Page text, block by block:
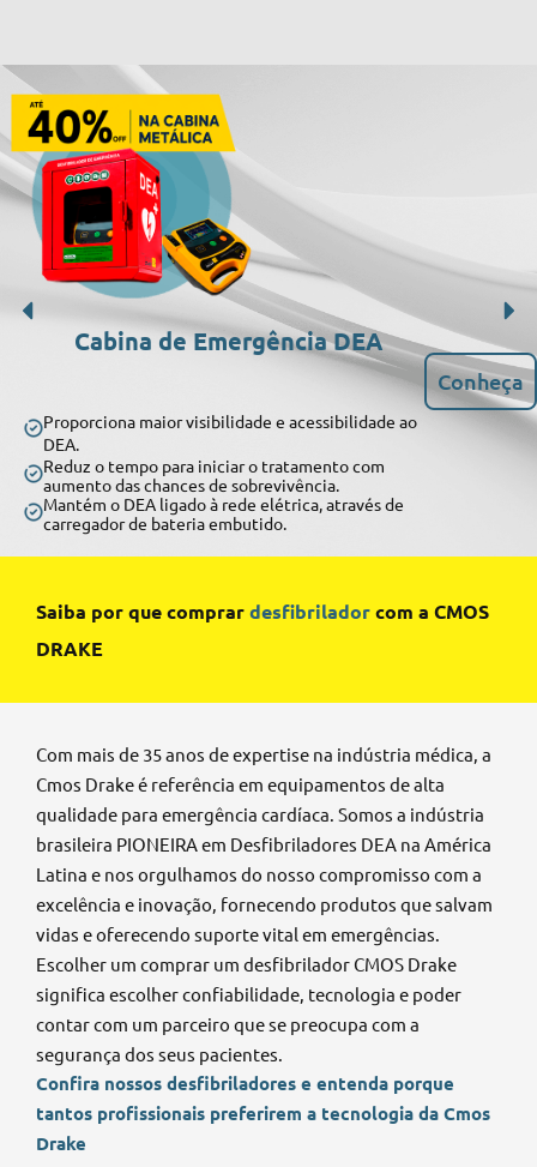
Cabina de Emergência DEA
Conheça
Proporciona maior visibilidade e acessibilidade ao
DEA.
Reduz o tempo para iniciar o tratamento com
aumento das chances de sobrevivência.
Mantém o DEA ligado à rede elétrica, através de
carregador de bateria embutido.
Saiba por que comprardesfibriladorcom a CMOS
DRAKE
Com mais de 35 anos de expertise na indústria médica, a
Cmos Drake é referência em equipamentos de alta
qualidade para emergência cardíaca. Somos a indústria
brasileira PIONEIRA em Desfibriladores DEA na América
Latina e nos orgulhamos do nosso compromisso com a
excelência e inovação, fornecendo produtos que salvam
vidas e oferecendo suporte vital em emergências.
Escolher um comprar um desfibrilador CMOS Drake
significa escolher confiabilidade, tecnologia e poder
contar com um parceiro que se preocupa com a
segurança dos seus pacientes.
Confira nossos desfibriladores e entenda porque
tantos profissionais preferirem a tecnologia da Cmos
Drake